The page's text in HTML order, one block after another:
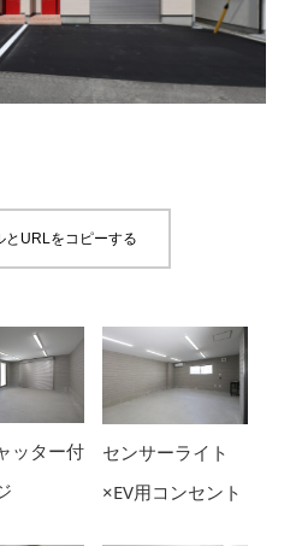
とURLをコピーする
ッター付
センサーライト
×EV用コンセント